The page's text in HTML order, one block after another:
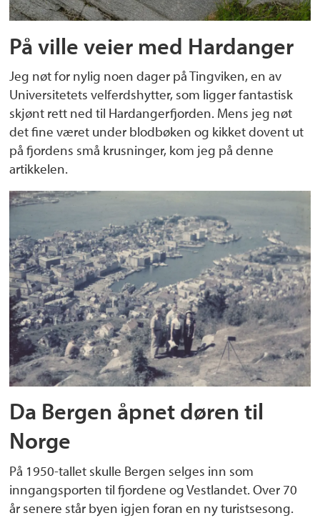
På ville veier med Hardanger
Jeg nøt for nylig noen dager på Tingviken, en av
Universitetets velferdshytter, som ligger fantastisk
skjønt rett ned til Hardangerfjorden. Mens jeg nøt
det fine været under blodbøken og kikket dovent ut
på fjordens små krusninger, kom jeg på denne
artikkelen.
Da Bergen åpnet døren til
Norge
På 1950-tallet skulle Bergen selges inn som
inngangsporten til fjordene og Vestlandet. Over 70
år senere står byen igjen foran en ny turistsesong.